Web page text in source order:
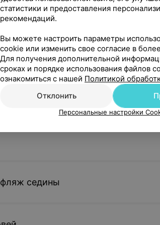
машинкой, ножницами, окантовка,
и усов
под тип лица и образа, распаривание
Показать ещё
седины
статистики и предоставления
рекомендаций.
Вы можете настроить параметры
cookie или изменить свое согласие в
Для получения дополнительной
сроках и порядке использования файлов
ознакомиться с нашей Политикой
Отклонить
Персональные настройки